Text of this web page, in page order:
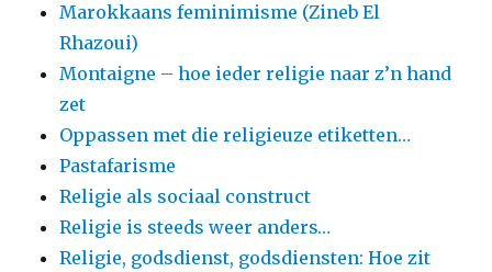
Marokkaans feminimisme (Zineb El
Rhazoui)
Montaigne – hoe ieder religie naar z’n hand
zet
Oppassen met die religieuze etiketten…
Pastafarisme
Religie als sociaal construct
Religie is steeds weer anders…
Religie, godsdienst, godsdiensten: Hoe zit